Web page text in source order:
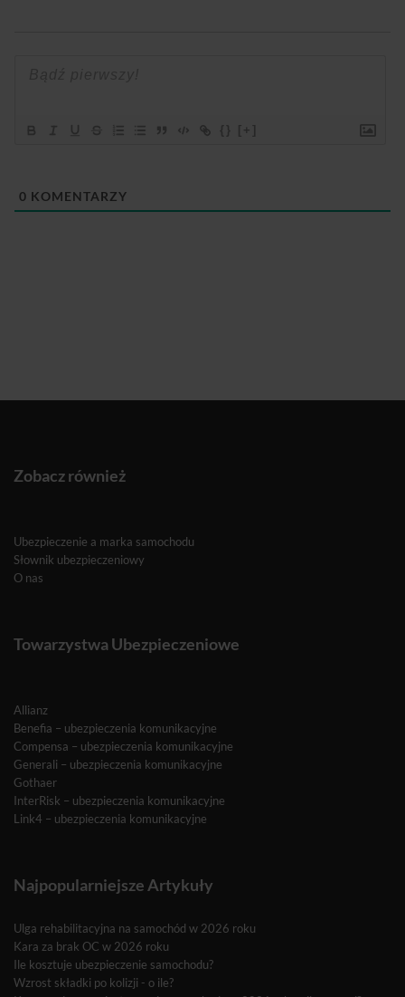
{} [+]
0 KOMENTARZY
Zobacz również
Ubezpieczenie a marka samochodu
Słownik ubezpieczeniowy
O nas
Towarzystwa Ubezpieczeniowe
Allianz
Benefia – ubezpieczenia komunikacyjne
Compensa – ubezpieczenia komunikacyjne
Generali – ubezpieczenia komunikacyjne
Gothaer
InterRisk – ubezpieczenia komunikacyjne
Link4 – ubezpieczenia komunikacyjne
Najpopularniejsze Artykuły
Ulga rehabilitacyjna na samochód w 2026 roku
Kara za brak OC w 2026 roku
Ile kosztuje ubezpieczenie samochodu?
Wzrost składki po kolizji - o ile?